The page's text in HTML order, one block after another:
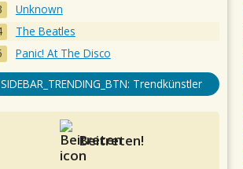
Unknown
The Beatles
Panic! At The Disco
SIDEBAR_TRENDING_BTN: Trendkünstler
Beitreten!